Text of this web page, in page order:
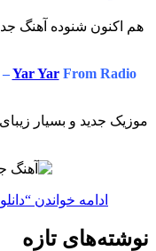
هم اکنون شنوده آهنگ
Yar YarFrom Radio
موزیک جدید و بسیار
ادامه خواندن
نوشته‌های تازه